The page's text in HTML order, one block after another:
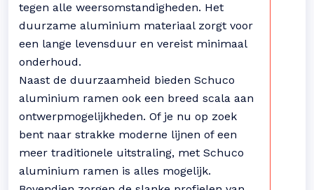
tegen alle weersomstandigheden. Het
duurzame aluminium materiaal zorgt voor
een lange levensduur en vereist minimaal
onderhoud.
Naast de duurzaamheid bieden Schuco
aluminium ramen ook een breed scala aan
ontwerpmogelijkheden. Of je nu op zoek
bent naar strakke moderne lijnen of een
meer traditionele uitstraling, met Schuco
aluminium ramen is alles mogelijk.